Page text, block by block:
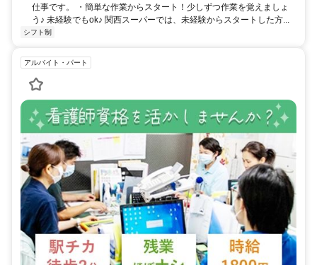
仕事です。 ・簡単な作業からスタート！少しずつ作業を覚えましょ
う♪ 未経験でもok♪ 関西スーパーでは、未経験からスタートした方...
シフト制
アルバイト・パート